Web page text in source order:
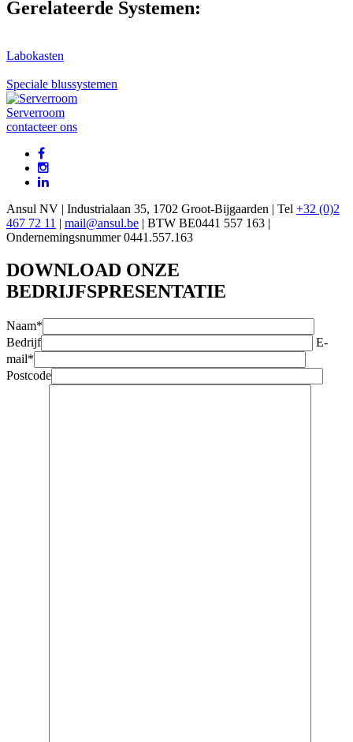
Gerelateerde Systemen:
Labokasten
Speciale blussystemen
Serverroom
contacteer ons
Ansul NV | Industrialaan 35, 1702 Groot-Bijgaarden | Tel +32 (0)2
467 72 11 | mail@ansul.be | BTW BE0441 557 163 |
Ondernemingsnummer 0441.557.163
DOWNLOAD ONZE
BEDRIJFSPRESENTATIE
Naam*
Bedrijf
E-
mail*
Postcode